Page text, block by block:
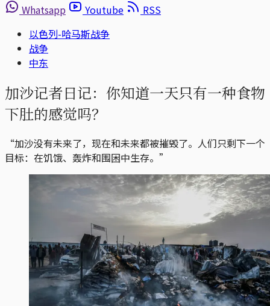
Whatsapp
Youtube
RSS
以色列-哈马斯战争
战争
中东
加沙记者日记：你知道一天只有一种食物
下肚的感觉吗？
“加沙没有未来了，现在和未来都被摧毁了。人们只剩下一个
目标：在饥饿、轰炸和围困中生存。”